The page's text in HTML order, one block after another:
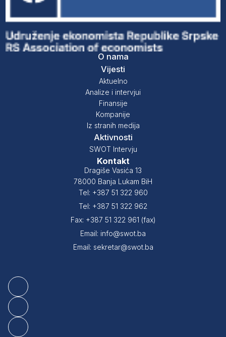
O nama
Vijesti
Aktuelno
Analize i intervjui
Finansije
Kompanije
Iz stranih medija
Aktivnosti
SWOT Intervju
Kontakt
Dragiše Vasića 13
78000 Banja Lukam BiH
Tel: +387 51 322 960
Tel: +387 51 322 962
Fax: +387 51 322 961 (fax)
Email: info@swot.ba
Email: sekretar@swot.ba